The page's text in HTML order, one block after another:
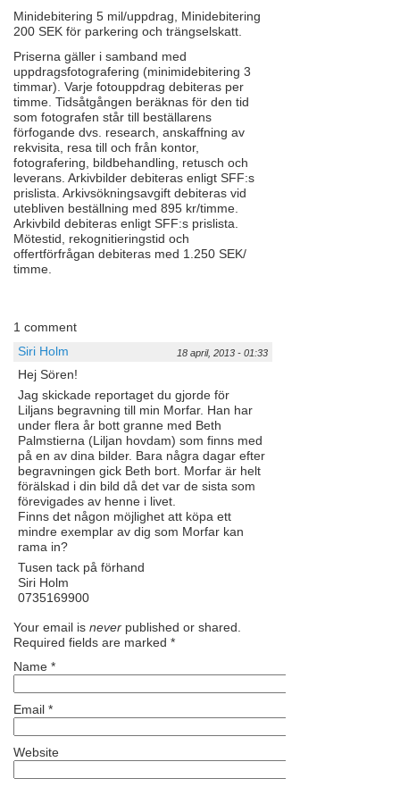
Minidebitering 5 mil/uppdrag, Minidebitering
200 SEK för parkering och trängselskatt.
Priserna gäller i samband med
uppdragsfotografering (minimidebitering 3
timmar). Varje fotouppdrag debiteras per
timme. Tidsåtgången beräknas för den tid
som fotografen står till beställarens
förfogande dvs. research, anskaffning av
rekvisita, resa till och från kontor,
fotografering, bildbehandling, retusch och
leverans. Arkivbilder debiteras enligt SFF:s
prislista. Arkivsökningsavgift debiteras vid
utebliven beställning med 895 kr/timme.
Arkivbild debiteras enligt SFF:s prislista.
Mötestid, rekognitieringstid och
offertförfrågan debiteras med 1.250 SEK/
timme.
1 comment
Siri Holm
18 april, 2013 - 01:33
Hej Sören!
Jag skickade reportaget du gjorde för
Liljans begravning till min Morfar. Han har
under flera år bott granne med Beth
Palmstierna (Liljan hovdam) som finns med
på en av dina bilder. Bara några dagar efter
begravningen gick Beth bort. Morfar är helt
förälskad i din bild då det var de sista som
förevigades av henne i livet.
Finns det någon möjlighet att köpa ett
mindre exemplar av dig som Morfar kan
rama in?
Tusen tack på förhand
Siri Holm
0735169900
Your email is never published or shared.
Required fields are marked *
Name *
Email *
Website